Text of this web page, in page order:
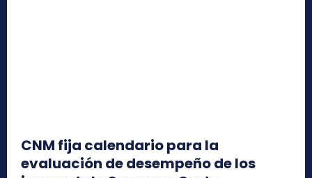
CNM fija calendario para la
evaluación de desempeño de los